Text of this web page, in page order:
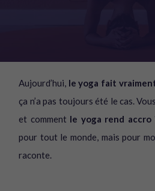
Aujourd’hui, le yoga fait
ça n’a pas toujours été le cas.
et comment le yoga rend accro
pour tout le monde, mais pour
raconte.